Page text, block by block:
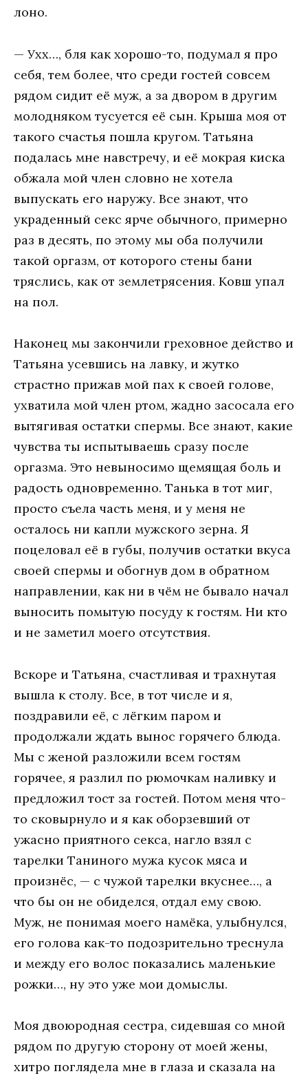
лоно.
— Ухх…, бля как хорошо-то, подумал я про
себя, тем более, что среди гостей совсем
рядом сидит её муж, а за двором в другим
молодняком тусуется её сын. Крыша моя от
такого счастья пошла кругом. Татьяна
подалась мне навстречу, и её мокрая киска
обжала мой член словно не хотела
выпускать его наружу. Все знают, что
украденный секс ярче обычного, примерно
раз в десять, по этому мы оба получили
такой оргазм, от которого стены бани
тряслись, как от землетрясения. Ковш упал
на пол.
Наконец мы закончили греховное действо и
Татьяна усевшись на лавку, и жутко
страстно прижав мой пах к своей голове,
ухватила мой член ртом, жадно засосала его
вытягивая остатки спермы. Все знают, какие
чувства ты испытываешь сразу после
оргазма. Это невыносимо щемящая боль и
радость одновременно. Танька в тот миг,
просто съела часть меня, и у меня не
осталось ни капли мужского зерна. Я
поцеловал её в губы, получив остатки вкуса
своей спермы и обогнув дом в обратном
направлении, как ни в чём не бывало начал
выносить помытую посуду к гостям. Ни кто
и не заметил моего отсутствия.
Вскоре и Татьяна, счастливая и трахнутая
вышла к столу. Все, в тот числе и я,
поздравили её, с лёгким паром и
продолжали ждать вынос горячего блюда.
Мы с женой разложили всем гостям
горячее, я разлил по рюмочкам наливку и
предложил тост за гостей. Потом меня что-
то сковырнуло и я как оборзевший от
ужасно приятного секса, нагло взял с
тарелки Таниного мужа кусок мяса и
произнёс, — с чужой тарелки вкуснее…, а
что бы он не обиделся, отдал ему свою.
Муж, не понимая моего намёка, улыбнулся,
его голова как-то подозрительно треснула
и между его волос показались маленькие
рожки…, ну это уже мои домыслы.
Моя двоюродная сестра, сидевшая со мной
рядом по другую сторону от моей жены,
хитро поглядела мне в глаза и сказала на